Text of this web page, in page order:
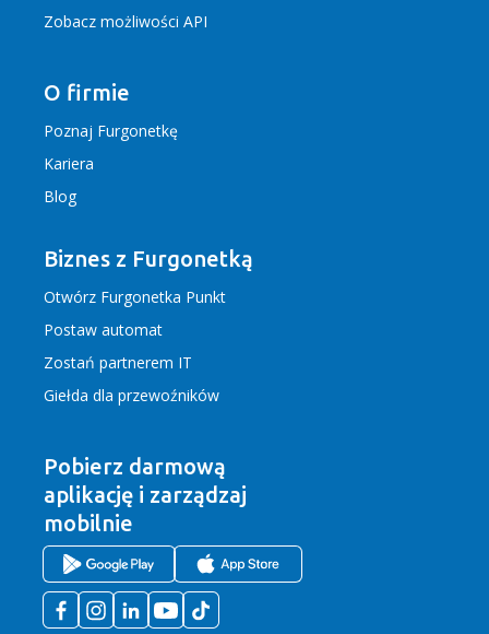
Zobacz możliwości API
O firmie
Poznaj Furgonetkę
Kariera
Blog
Biznes z Furgonetką
Otwórz Furgonetka Punkt
Postaw automat
Zostań partnerem IT
Giełda dla przewoźników
Pobierz darmową
aplikację i zarządzaj
mobilnie